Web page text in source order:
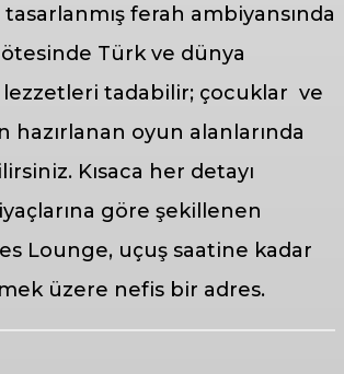
ferah ambiyansında
Türk ve dünya
lezzetleri tadabilir; çocuklar ve
hazırlanan oyun alanlarında
Kısaca her detayı
göre şekillenen
Lounge, uçuş saatine kadar
üzere nefis bir adres.